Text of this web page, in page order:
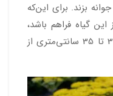
جوانه بزند. برای این‌که
گیاه فراهم باشد،
بهتر است بذرهای آن را در فاصله 30 تا 35 سانتی‌متری از